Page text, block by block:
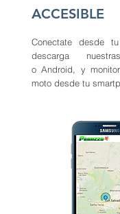
ACCESIBLE
Conectate desde
descarga
o Android, y
moto desde tu